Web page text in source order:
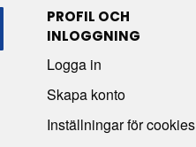
PROFIL OCH
INLOGGNING
Logga in
Skapa konto
Inställningar för cookies